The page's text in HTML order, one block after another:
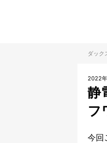
ダック
2022
静
フ
今回